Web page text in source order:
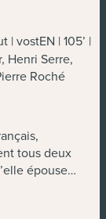
| vostEN | 105’ |
Henri Serre,
Roché
tous deux
épouse…